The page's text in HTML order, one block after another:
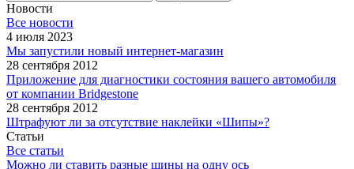
Новости
Все новости
4 июля 2023
Мы запустили новый интернет-магазин
28 сентября 2012
Приложение для диагностики состояния вашего автомобиля
от компании Bridgestone
28 сентября 2012
Штрафуют ли за отсутствие наклейки «Шипы»?
Статьи
Все статьи
Можно ли ставить разные шины на одну ось